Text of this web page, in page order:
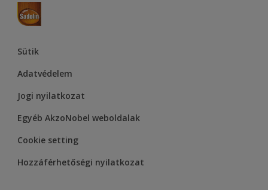
Supralux
Sütik
Adatvédelem
Jogi nyilatkozat
Egyéb AkzoNobel weboldalak
Cookie setting
Hozzáférhetőségi nyilatkozat